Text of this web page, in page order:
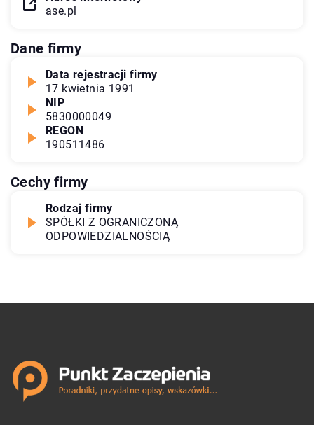
ase.pl
Dane firmy
Data rejestracji firmy
17 kwietnia 1991
NIP
5830000049
REGON
190511486
Cechy firmy
Rodzaj firmy
SPÓŁKI Z OGRANICZONĄ
ODPOWIEDZIALNOŚCIĄ